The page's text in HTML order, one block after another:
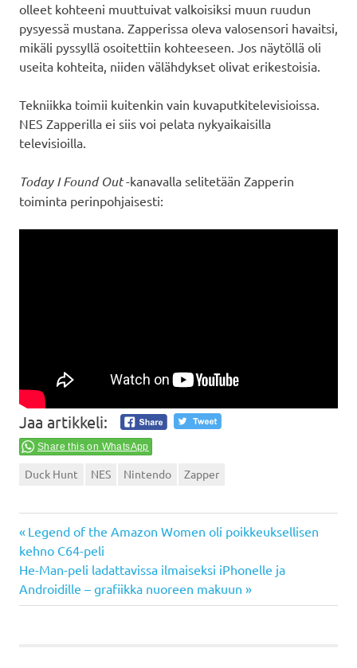
olleet kohteeni muuttuivat valkoisiksi muun ruudun
pysyessä mustana. Zapperissa oleva valosensori havaitsi,
mikäli pyssyllä osoitettiin kohteeseen. Jos näytöllä oli
useita kohteita, niiden välähdykset olivat erikestoisia.
Tekniikka toimii kuitenkin vain kuvaputkitelevisioissa.
NES Zapperilla ei siis voi pelata nykyaikaisilla
televisioilla.
Today I Found Out-kanavalla selitetään Zapperin
toiminta perinpohjaisesti:
Jaa artikkeli:
Share this on WhatsApp
Duck Hunt NES Nintendo Zapper
Artikkelien
selaus
Previous
Post:
Legend of the Amazon Women oli poikkeuksellisen
kehno C64-peli
Next
Post:
He-Man-peli ladattavissa ilmaiseksi iPhonelle ja
Androidille – grafiikka nuoreen makuun